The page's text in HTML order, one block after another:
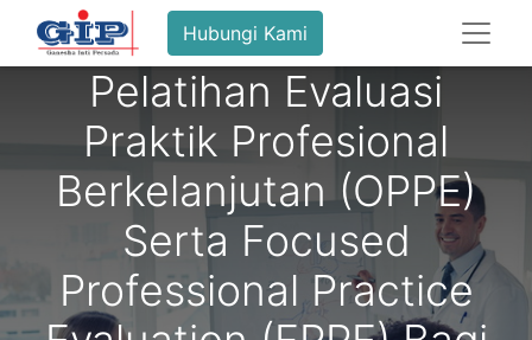
Hubungi Kami
Pelatihan Evaluasi
Praktik Profesional
Berkelanjutan (OPPE)
Serta Focused
Professional Practice